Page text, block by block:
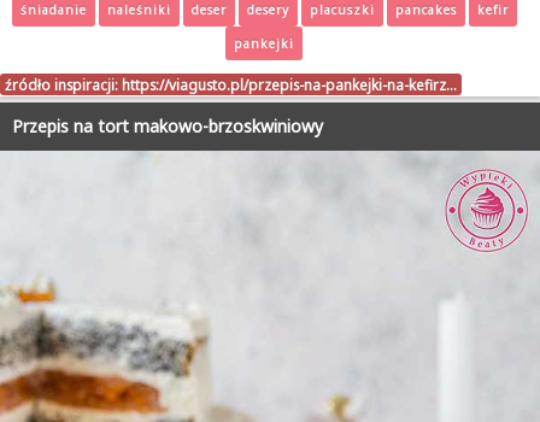
śniadanie naleśniki deser desery placuszki pancakes
kefir
pankejki
źródło inspiracji: https://viagusto.pl/przepis-na-pankejki-na-kefirz…
Przepis na tort makowo-brzoskwiniowy